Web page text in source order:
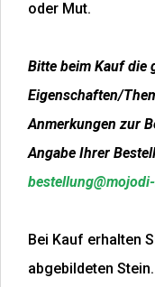
oder Mut.
Bitte beim Kauf die
Eigenschaften/
Anmerkungen zur
Angabe Ihrer
Bei Kauf erhalten
abgebildeten